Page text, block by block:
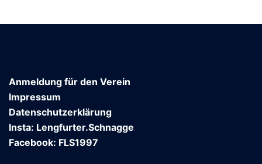
Anmeldung für den Verein
Impressum
Datenschutzerklärung
Insta: Lengfurter.Schnagge
Facebook: FLS1997